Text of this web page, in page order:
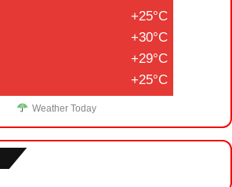
+25°C
+30°C
+29°C
+25°C
Weather Today